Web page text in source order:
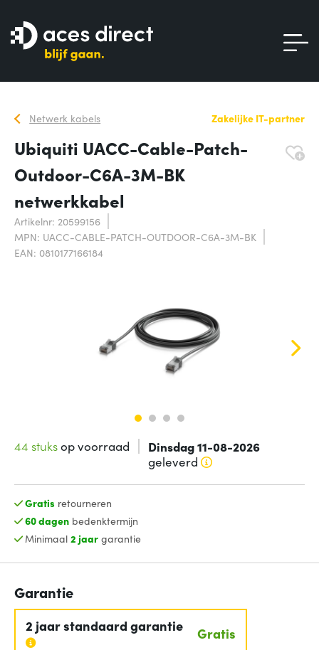
Netwerk kabels Zakelijke IT-partner
Ubiquiti UACC-Cable-Patch-
Outdoor-C6A-3M-BK
netwerkkabel
Artikelnr: 20599156
MPN: UACC-CABLE-PATCH-OUTDOOR-C6A-3M-BK
EAN: 0810177166184
44 stuksop voorraad Dinsdag 11-08-2026
geleverd
Gratis retourneren
60 dagenbedenktermijn
Minimaal 2 jaargarantie
Garantie
2 jaar standaard garantie Gratis